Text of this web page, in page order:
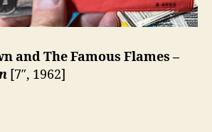
and The Famous Flames –
[7″, 1962]